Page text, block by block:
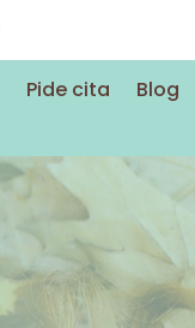
Pide cita
Blog